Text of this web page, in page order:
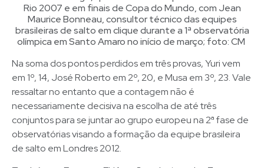
Rio 2007 e em finais de Copa do Mundo, com Jean
Maurice Bonneau, consultor técnico das equipes
brasileiras de salto em clique durante a 1ª observatória
olímpica em Santo Amaro no início de março; foto: CM
Na soma dos pontos perdidos em três provas, Yuri vem
em 1º, 14, José Roberto em 2º, 20, e Musa em 3º, 23. Vale
ressaltar no entanto que a contagem não é
necessariamente decisiva na escolha de até três
conjuntos para se juntar ao grupo europeu na 2ª fase de
observatórias visando a formação da equipe brasileira
de salto em Londres 2012.